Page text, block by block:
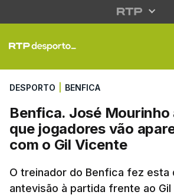
Benfica. José
DESPORTO BENFICA
Benfica. José
que jogadores vão
com o Gil Vicente
O treinador do Benfica fez esta
antevisão à partida frente ao